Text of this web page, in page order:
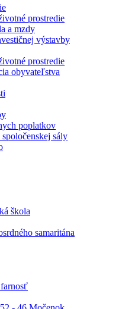
prostredie
a mzdy
výstavby
prostredie
obyvateľstva
poplatkov
sály
škola
samaritána